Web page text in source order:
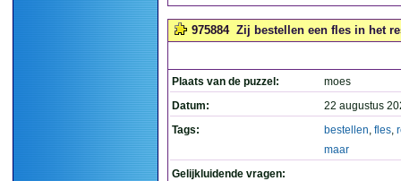
975884 Zij bestellen een fles in het
Plaats van de puzzel:
moes
Datum:
22 augustus
Tags:
bestellen, fles,
maar
Gelijkluidende vragen: